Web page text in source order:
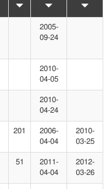
2005-
09-24
2010-
04-05
2010-
04-24
201
2006-
04-04
2010-
03-25
51
2011-
04-04
2012-
03-26